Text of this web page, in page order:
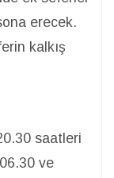
erecek.
kalkış
saatleri
ve